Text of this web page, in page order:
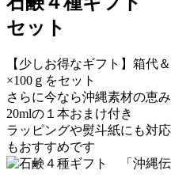
セット
【少しお得なギフト】箱代
×100ｇをセット
さらに今なら沖縄素材の恵
20mlの１本おまけ付き
ラッピングや熨斗紙にも対
もおすすめです